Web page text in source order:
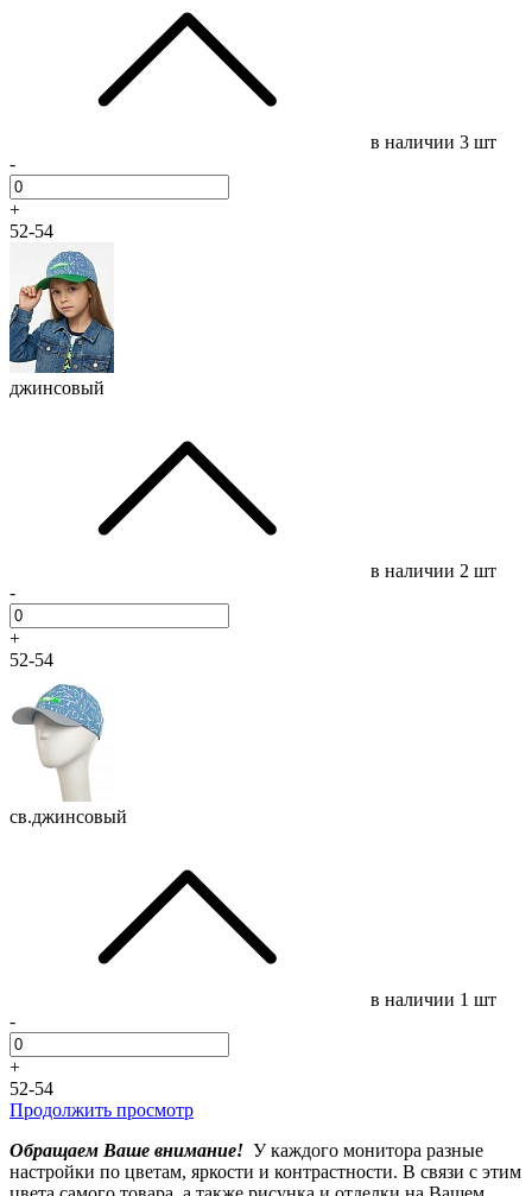
в наличии 3 шт
-
+
52-54
джинсовый
в наличии 2 шт
-
+
52-54
св.джинсовый
в наличии 1 шт
-
+
52-54
Продолжить просмотр
Обращаем Ваше внимание! У каждого монитора разные
настройки по цветам, яркости и контрастности. В связи с этим